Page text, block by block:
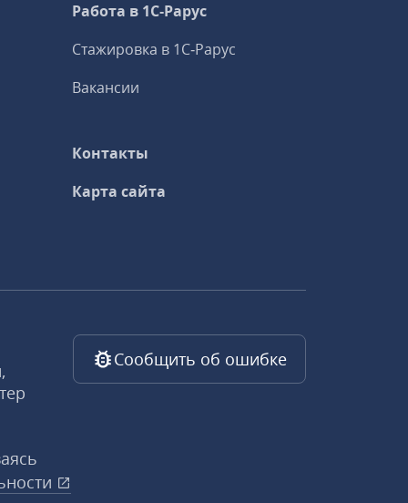
Работа в 1С‑Рарус
Стажировка в 1С‑Рарус
Вакансии
Контакты
Карта сайта
Сообщить об ошибке